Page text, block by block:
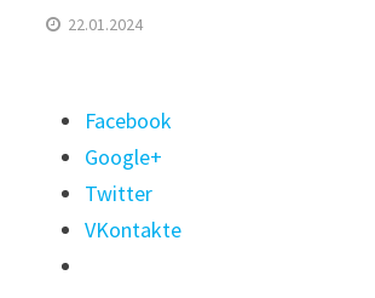
22.01.2024
Поделиться
"35
школ
Приангарья
получат
Facebook
Google+
Twitter
VKontakte